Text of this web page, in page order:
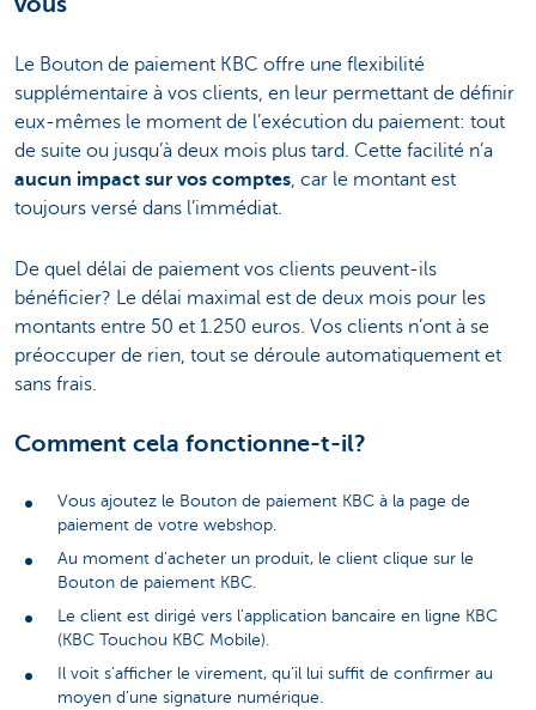
Le Bouton de paiement KBC offre une flexibilité
supplémentaire à vos clients, en leur permettant de définir
eux-mêmes le moment de l’exécution du paiement: tout
de suite ou jusqu’à deux mois plus tard. Cette facilité n’a
aucun impact sur vos comptes, car le montant est
toujours versé dans l’immédiat.
De quel délai de paiement vos clients peuvent-ils
bénéficier? Le délai maximal est de deux mois pour les
montants entre 50 et 1.250 euros. Vos clients n’ont à se
préoccuper de rien, tout se déroule automatiquement et
sans frais.
Comment cela fonctionne-t-il?
Vous ajoutez le Bouton de paiement KBC à la page de
paiement de votre webshop.
Au moment d’acheter un produit, le client clique sur le
Bouton de paiement KBC.
Le client est dirigé vers l’application bancaire en ligne KBC
(KBC Touchou KBC Mobile).
Il voit s’afficher le virement, qu’il lui suffit de confirmer au
moyen d’une signature numérique.